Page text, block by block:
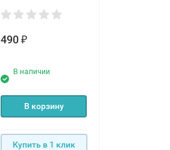
490₽
В наличии
В корзину
Купить в 1 клик